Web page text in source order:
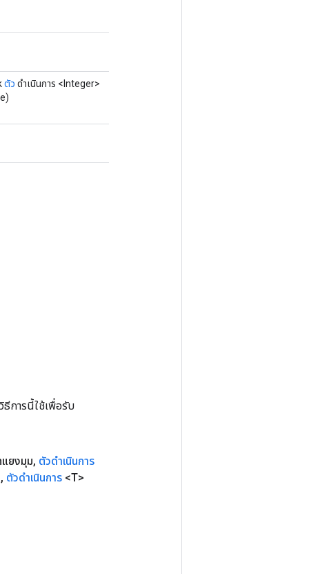
ตัว ดำเนินการ <Integer>
การนี้ใช้เพื่อรับ
ยงมุม, ตัวดำเนินการ
, ตัวดำเนินการ <T>